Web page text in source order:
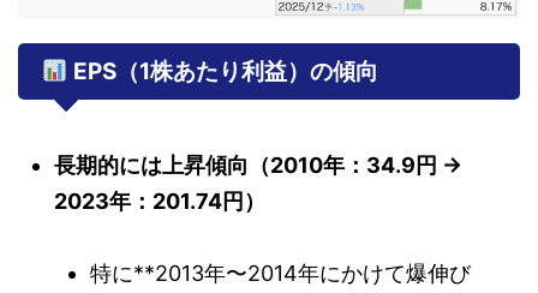
EPS（1株あたり利益）の傾向
長期的には上昇傾向（2010年：34.9円 →
2023年：201.74円）
特に**2013年〜2014年にかけて爆伸び